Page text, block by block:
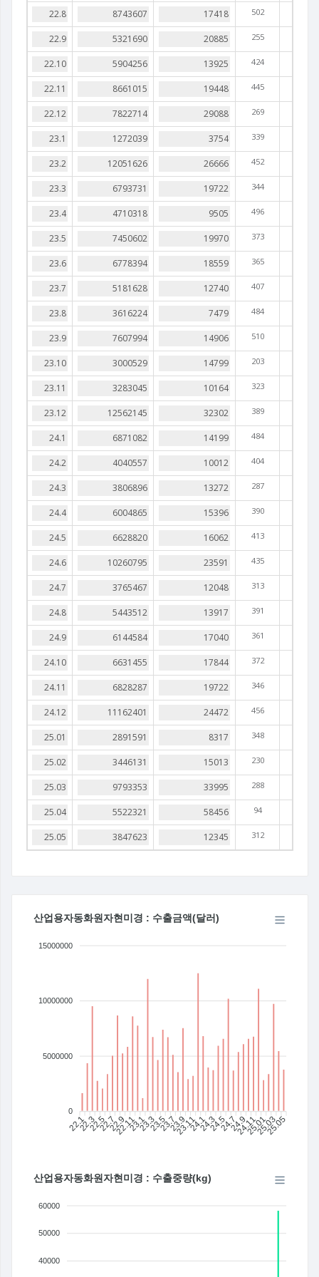
502
255
424
445
269
339
452
344
496
373
365
407
484
510
203
323
389
484
404
287
390
413
435
313
391
361
372
346
456
348
230
288
94
312
산업용자동화원자현미경 : 수출금액(달러)
15000000
10000000
5000000
0
22.122.322.522.722.9
22.1123.123.323.523.723.9
23.1124.124.324.524.724.9
24.1125.0125.03
25.05
산업용자동화원자현미경 : 수출중량(kg)
60000
50000
40000